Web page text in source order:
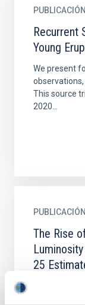
PUBLICACIÓN
Recurrent
Young
We present
This source
2020...
PUBLICACIÓN
The Rise
25